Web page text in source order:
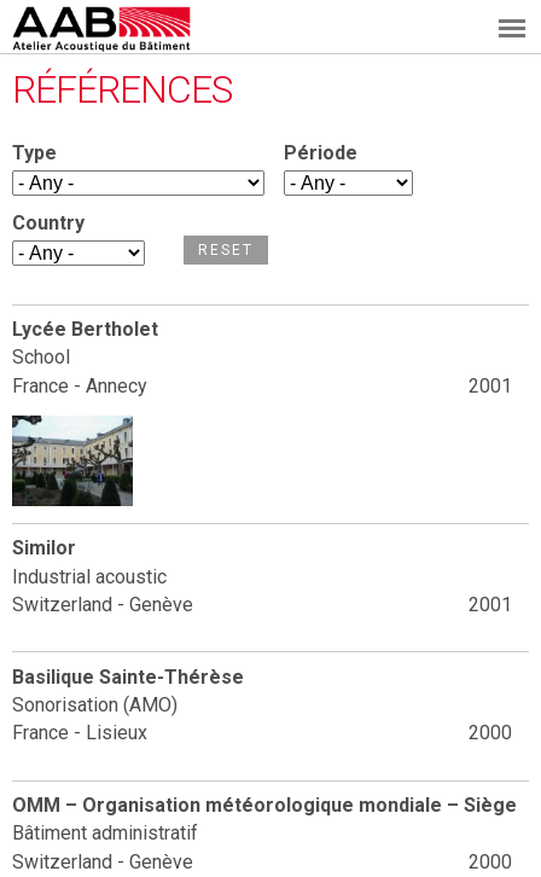
to
content
A
B
RÉFÉRENCES
Type Période
Country
Lycée Bertholet
School
2001
France - Annecy
Similor
Industrial acoustic
2001
Switzerland - Genève
Basilique Sainte-Thérèse
Sonorisation (AMO)
2000
France - Lisieux
OMM – Organisation météorologique mondiale – Siège
Bâtiment administratif
2000
Switzerland - Genève